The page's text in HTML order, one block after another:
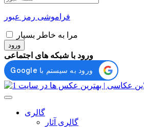
فراموشی رمز عبور
مرا به خاطر بسپار
ورود
ورود با شبکه های اجتماعی
گالری
گالری آثار